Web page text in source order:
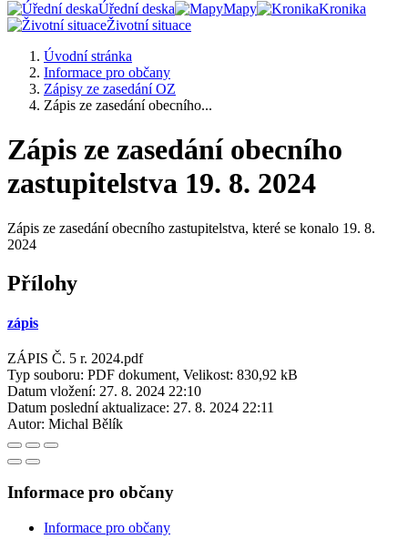
Úřední deska
Mapy
Kronika
Životní situace
Úvodní stránka
Informace pro občany
Zápisy ze zasedání OZ
Zápis ze zasedání obecního...
Zápis ze zasedání obecního
zastupitelstva 19. 8. 2024
Zápis ze zasedání obecního zastupitelstva, které se konalo 19. 8.
2024
Přílohy
zápis
ZÁPIS Č. 5 r. 2024.pdf
Typ souboru: PDF dokument, Velikost: 830,92 kB
Datum vložení: 27. 8. 2024 22:10
Datum poslední aktualizace: 27. 8. 2024 22:11
Autor: Michal Bělík
Informace pro občany
Informace pro občany